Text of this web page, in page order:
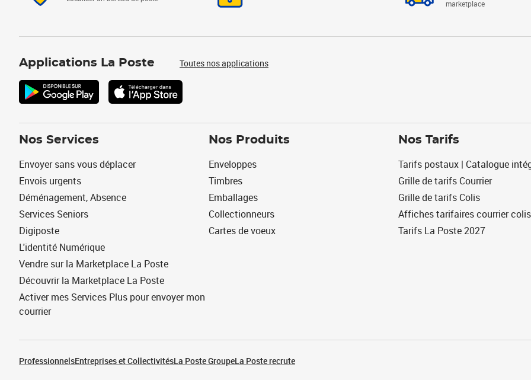
marketplace
Applications La Poste Toutes nos applications
Nos Services
Envoyer sans vous déplacer
Envois urgents
Déménagement, Absence
Services Seniors
Digiposte
L'identité Numérique
Vendre sur la Marketplace La Poste
Découvrir la Marketplace La Poste
Activer mes Services Plus pour envoyer mon
courrier
Nos Produits
Enveloppes
Timbres
Emballages
Collectionneurs
Cartes de voeux
Nos Tarifs
Tarifs postaux | Catalogue
Grille de tarifs Courrier
Grille de tarifs Colis
Affiches tarifaires courrier colis
Tarifs La Poste 2027
ProfessionnelsEntreprises et CollectivitésLa Poste GroupeLa Poste recrute